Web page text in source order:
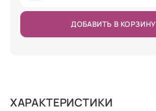
ДОБАВИТЬ В КОРЗИНУ
ХАРАКТЕРИСТИКИ